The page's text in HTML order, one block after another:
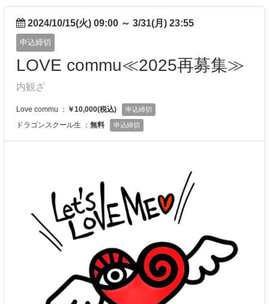
2024/10/15(火) 09:00 ～ 3/31(月) 23:55
申込締切
LOVE commu≪2025再募集≫
内観ざ
Love commu ： ￥10,000(税込) 申込締切
ドラゴンスクール生 ： 無料 申込締切